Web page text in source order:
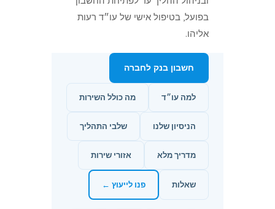
בפועל, בטיפול אישי של עו״ד רעות
אליהו.
חשבון בנק לחברה
למה עו״ד מה כולל השירות
הניסיון שלנו שלבי התהליך
מדריך מלא אזורי שירות
שאלות פנו לייעוץ ←